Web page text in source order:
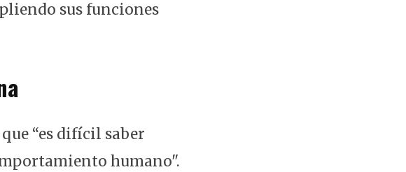
sus funciones
“es difícil saber
humano".